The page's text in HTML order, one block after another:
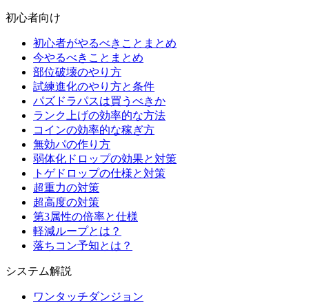
初心者向け
初心者がやるべきことまとめ
今やるべきことまとめ
部位破壊のやり方
試練進化のやり方と条件
パズドラパスは買うべきか
ランク上げの効率的な方法
コインの効率的な稼ぎ方
無効パの作り方
弱体化ドロップの効果と対策
トゲドロップの仕様と対策
超重力の対策
超高度の対策
第3属性の倍率と仕様
軽減ループとは？
落ちコン予知とは？
システム解説
ワンタッチダンジョン